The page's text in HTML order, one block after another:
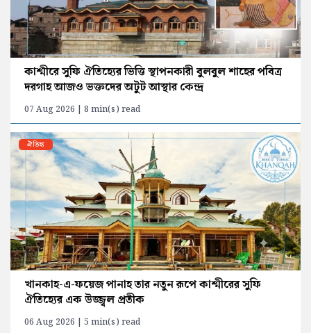
কাশ্মীরে সুফি ঐতিহ্যের ভিত্তি স্থাপনকারী বুলবুল শাহের পবিত্র
দরগাহ আজও ভক্তদের অটুট আস্থার কেন্দ্র
07 Aug 2026 | 8 min(s) read
ঐতিহ্য
খানকাহ-এ-ফয়েজ পানাহ তার নতুন রূপে কাশ্মীরের সুফি
ঐতিহ্যের এক উজ্জ্বল প্রতীক
06 Aug 2026 | 5 min(s) read